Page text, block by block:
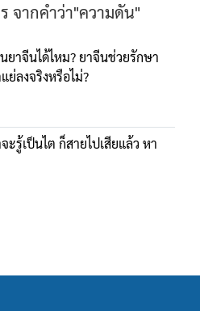
จากคำว่า"ความดัน"
ยาจีนได้ไหม? ยาจีนช่วยรักษา
ย่ลงจริงหรือไม่?
ะรู้เป็นไต ก็สายไปเสียแล้ว หา